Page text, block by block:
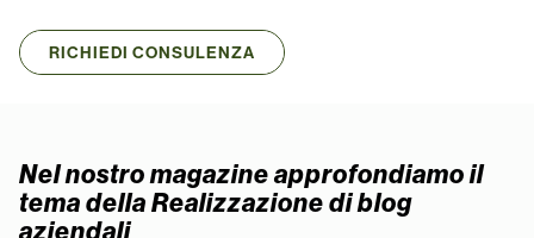
RICHIEDI CONSULENZA
Nel nostro magazine approfondiamo il
tema della Realizzazione di blog